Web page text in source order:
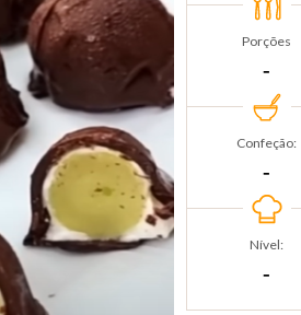
Porções
‐
Confeção:
‐
Nível:
‐